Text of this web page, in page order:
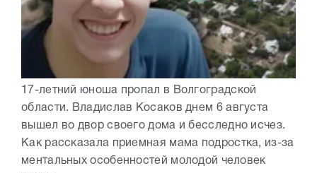
17-летний юноша пропал в Волгоградской
области. Владислав Косаков днем 6 августа
вышел во двор своего дома и бесследно исчез.
Как рассказала приемная мама подростка, из-за
ментальных особенностей молодой человек